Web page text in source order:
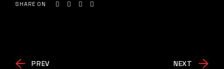
SHARE ON
PREV NEXT